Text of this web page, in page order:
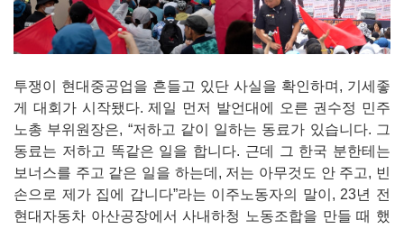
투쟁이 현대중공업을 흔들고 있단 사실을 확인하며, 기세좋
게 대회가 시작됐다. 제일 먼저 발언대에 오른 권수정 민주
노총 부위원장은, “저하고 같이 일하는 동료가 있습니다. 그
동료는 저하고 똑같은 일을 합니다. 근데 그 한국 분한테는
보너스를 주고 같은 일을 하는데, 저는 아무것도 안 주고, 빈
손으로 제가 집에 갑니다”라는 이주노동자의 말이, 23년 전
현대자동차 아산공장에서 사내하청 노동조합을 만들 때 했